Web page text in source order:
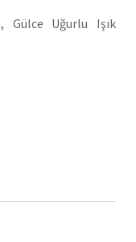
Gülce Uğurlu Işık